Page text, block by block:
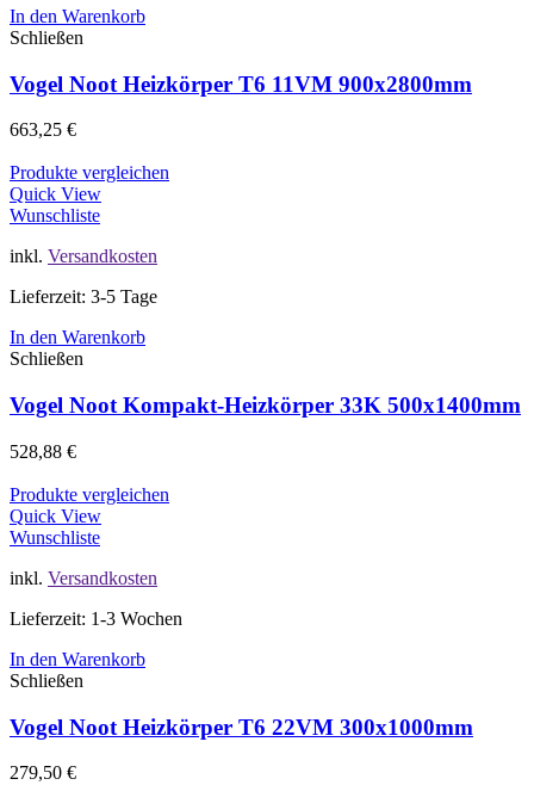
In den Warenkorb
Schließen
Vogel Noot Heizkörper T6 11VM 900x2800mm
663,25 €
Produkte vergleichen
Quick View
Wunschliste
inkl. Versandkosten
Lieferzeit: 3-5 Tage
In den Warenkorb
Schließen
Vogel Noot Kompakt-Heizkörper 33K 500x1400mm
528,88 €
Produkte vergleichen
Quick View
Wunschliste
inkl. Versandkosten
Lieferzeit: 1-3 Wochen
In den Warenkorb
Schließen
Vogel Noot Heizkörper T6 22VM 300x1000mm
279,50 €